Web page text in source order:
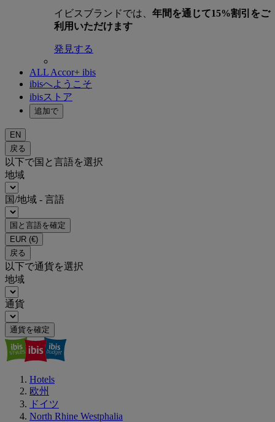
イビスブランドでは、 年間を通じて15%割引をご
利用いただけます
発見する
ALL Accor+ ibis
ibisへようこそ
ibisストア
追加で
EN
戻る
以下で国と言語を選択
地域
国/地域 - 言語
国と言語を確定
EUR (€)
戻る
以下で通貨を選択
地域
通貨
通貨を確定
Hotels
欧州
ドイツ
North Rhine Westphalia